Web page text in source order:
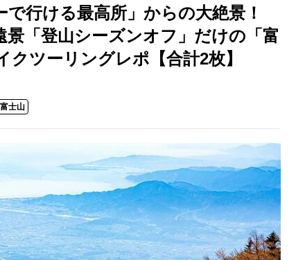
で行ける最高所」からの大絶景！
景「登山シーズンオフ」だけの「富
ツーリングレポ【合計2枚】
士山